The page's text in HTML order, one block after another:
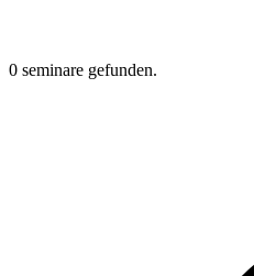
0 seminare gefunden.